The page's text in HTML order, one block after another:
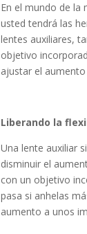
En el mundo de la
usted tendrá las
lentes auxiliares,
objetivo
ajustar el
Liberando la
Una lente auxiliar
disminuir el
con un objetivo
pasa si anhelas
aumento a unos